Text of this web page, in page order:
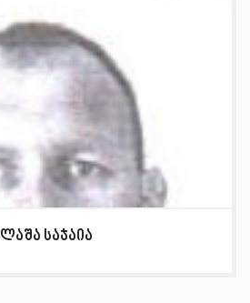
ლაშა საჯაია